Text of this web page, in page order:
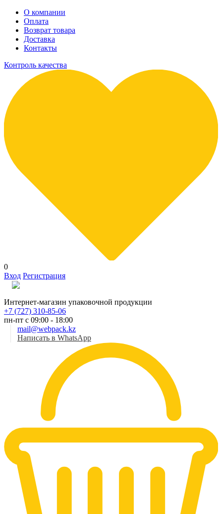
О компании
Оплата
Возврат товара
Доставка
Контакты
Контроль качества
0
Вход Регистрация
Интернет-магазин упаковочной продукции
+7 (727) 310-85-06
пн-пт с 09:00 - 18:00
mail@webpack.kz
Написать в WhatsApp